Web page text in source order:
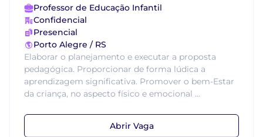
Professor de Educação Infantil
Confidencial
Presencial
Porto Alegre / RS
Elaborar o planejamento e executar a proposta
pedagógica. Proporcionar de forma lúdica a
aprendizagem significativa. Promover o bem-Estar
da criança, no aspecto físico e emocional ...
Abrir Vaga